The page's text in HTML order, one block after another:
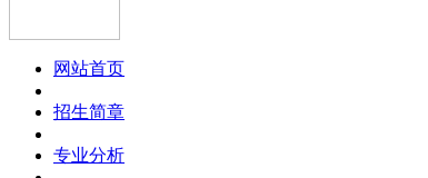
网站首页
招生简章
专业分析